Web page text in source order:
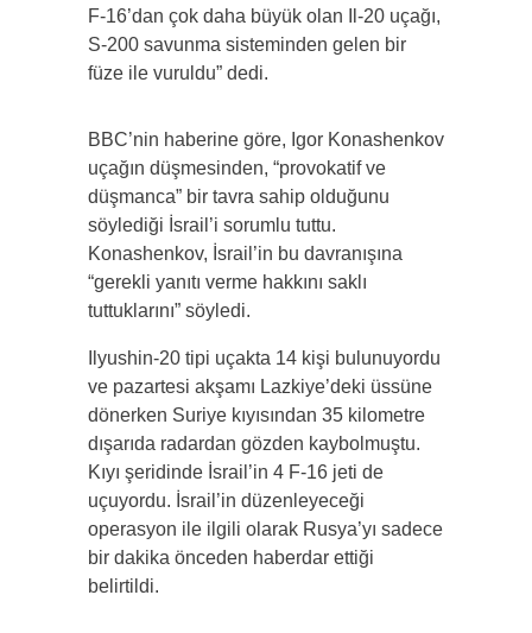
F-16’dan çok daha büyük olan Il-20 uçağı,
S-200 savunma sisteminden gelen bir
füze ile vuruldu” dedi.
BBC’nin haberine göre, Igor Konashenkov
uçağın düşmesinden, “provokatif ve
düşmanca” bir tavra sahip olduğunu
söylediği İsrail’i sorumlu tuttu.
Konashenkov, İsrail’in bu davranışına
“gerekli yanıtı verme hakkını saklı
tuttuklarını” söyledi.
Ilyushin-20 tipi uçakta 14 kişi bulunuyordu
ve pazartesi akşamı Lazkiye’deki üssüne
dönerken Suriye kıyısından 35 kilometre
dışarıda radardan gözden kaybolmuştu.
Kıyı şeridinde İsrail’in 4 F-16 jeti de
uçuyordu. İsrail’in düzenleyeceği
operasyon ile ilgili olarak Rusya’yı sadece
bir dakika önceden haberdar ettiği
belirtildi.